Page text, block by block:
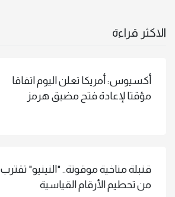
الاكثر قراءة
أكسيوس: أمريكا تعلن اليوم اتفاقا
مؤقتا لإعادة فتح مضيق هرمز
قنبلة مناخية موقوتة.. "النينيو" تقترب
من تحطيم الأرقام القياسية